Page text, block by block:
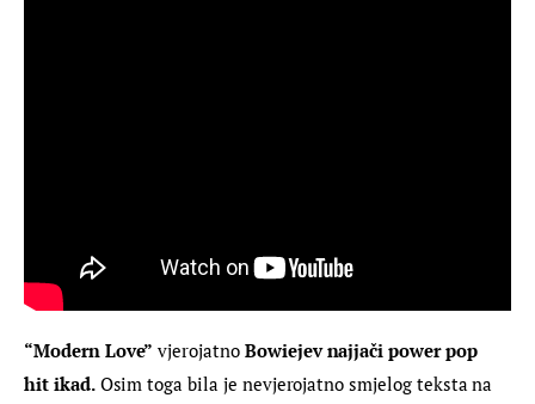
“Modern Love” vjerojatno Bowiejev najjači power pop
hit ikad. Osim toga bila je nevjerojatno smjelog teksta na